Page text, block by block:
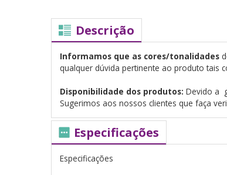
Descrição
Informamos que as cores/tonalidades
qualquer dúvida pertinente ao produto tais
Disponibilidade dos produtos: Devido a
Sugerimos aos nossos clientes que faça
Especificações
Especificações